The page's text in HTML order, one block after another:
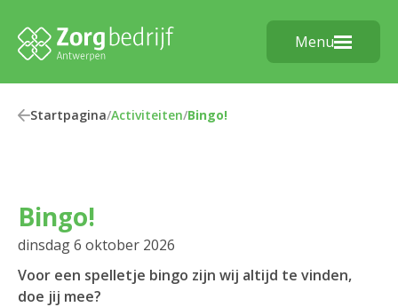
Menu
Startpagina/Activiteiten/Bingo!
Bingo!
dinsdag 6 oktober 2026
Voor een spelletje bingo zijn wij altijd te vinden,
doe jij mee?